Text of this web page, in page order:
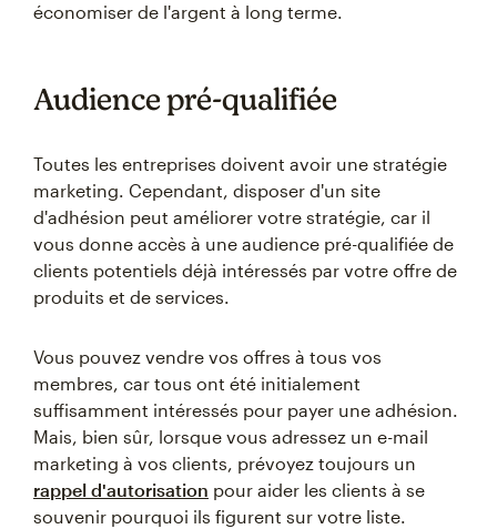
économiser de l'argent à long terme.
Audience pré-qualifiée
Toutes les entreprises doivent avoir une stratégie
marketing. Cependant, disposer d'un site
d'adhésion peut améliorer votre stratégie, car il
vous donne accès à une audience pré-qualifiée de
clients potentiels déjà intéressés par votre offre de
produits et de services.
Vous pouvez vendre vos offres à tous vos
membres, car tous ont été initialement
suffisamment intéressés pour payer une adhésion.
Mais, bien sûr, lorsque vous adressez un e-mail
marketing à vos clients, prévoyez toujours un
rappel d'autorisation pour aider les clients à se
souvenir pourquoi ils figurent sur votre liste.